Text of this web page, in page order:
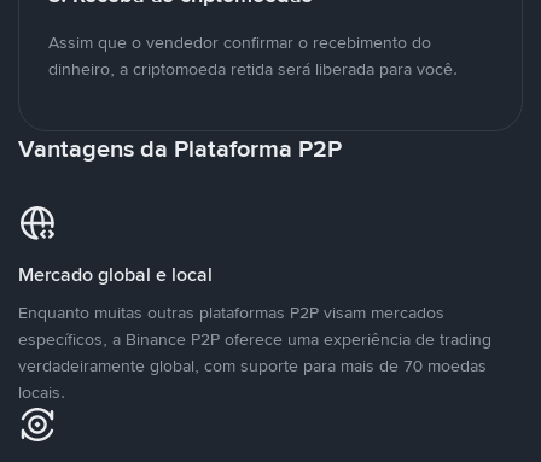
Assim que o vendedor confirmar o recebimento do
dinheiro, a criptomoeda retida será liberada para você.
Vantagens da Plataforma P2P
Mercado global e local
Enquanto muitas outras plataformas P2P visam mercados
específicos, a Binance P2P oferece uma experiência de trading
verdadeiramente global, com suporte para mais de 70 moedas
locais.